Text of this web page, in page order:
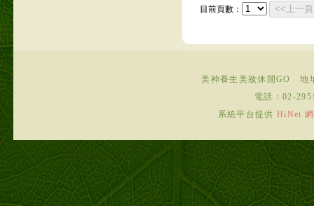
目前頁數： <<上一頁
美神養生美妝休閒GO
地
電話： 02-
系統平台提供HiNet